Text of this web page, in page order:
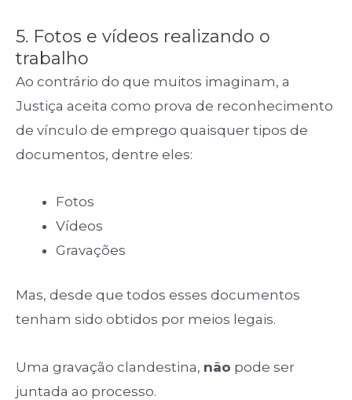
5. Fotos e vídeos realizando o
trabalho
Ao contrário do que muitos imaginam, a
Justiça aceita como prova de reconhecimento
de vínculo de emprego quaisquer tipos de
documentos, dentre eles:
Fotos
Vídeos
Gravações
Mas, desde que todos esses documentos
tenham sido obtidos por meios legais.
Uma gravação clandestina, não pode ser
juntada ao processo.